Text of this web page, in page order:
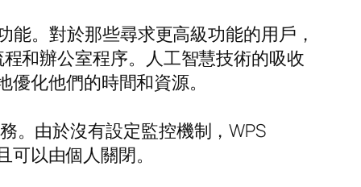
能。對於那些尋求更高級功能的用戶，
和辦公室程序。人工智慧技術的吸收
化他們的時間和資源。
。由於沒有設定監控機制，WPS
以由個人關閉。